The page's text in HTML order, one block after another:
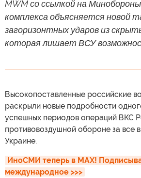
MWM со ссылкой на
комплекса объясняется новой
загоризонтных ударов из
которая лишает ВСУ
Высокопоставленные российские
раскрыли новые подробности
успешных периодов операций ВКС
противовоздушной обороне за все
Украине.
ИноСМИ теперь в MAX!
международное >>>